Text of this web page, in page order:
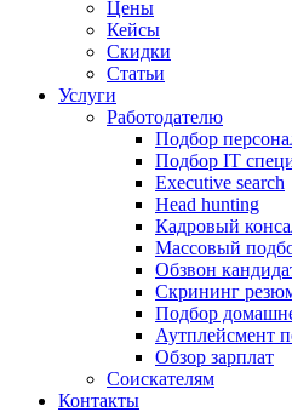
Цены
Кейсы
Скидки
Статьи
Услуги
Работодателю
Подбор
Подбор IT
Еxecutive search
Head hunting
Кадровый
Массовый
Обзвон
Скрининг
Подбор
Аутплейсмент
Обзор зарплат
Соискателям
Контакты